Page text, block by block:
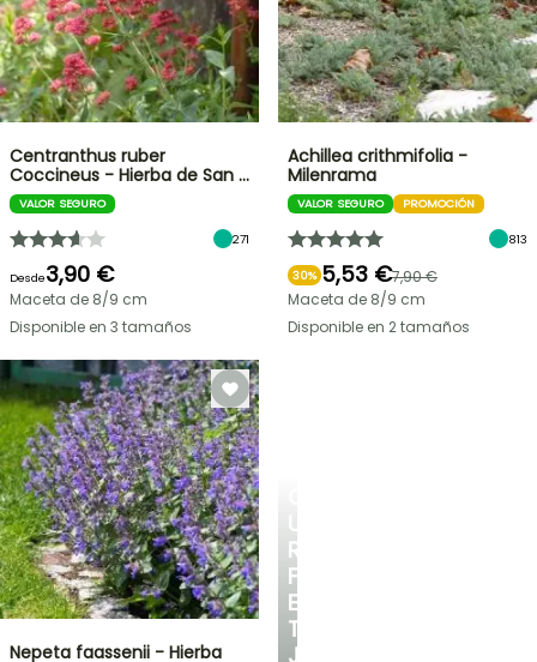
UN
RINCÓN
FRESCO
EN
TU
JARDÍN
Centranthus ruber
Coccineus - Hierba de San …
VALOR SEGURO
271
Desde3,90 €
Maceta de 8/9 cm
Disponible en 3 tamaños
Achillea crithmifolia -
Milenrama
VALOR SEGURO PROMOCIÓN
813
30% 5,53 €7,90 €
Maceta de 8/9 cm
Disponible en 2 tamaños
Nepeta faassenii - Hierba